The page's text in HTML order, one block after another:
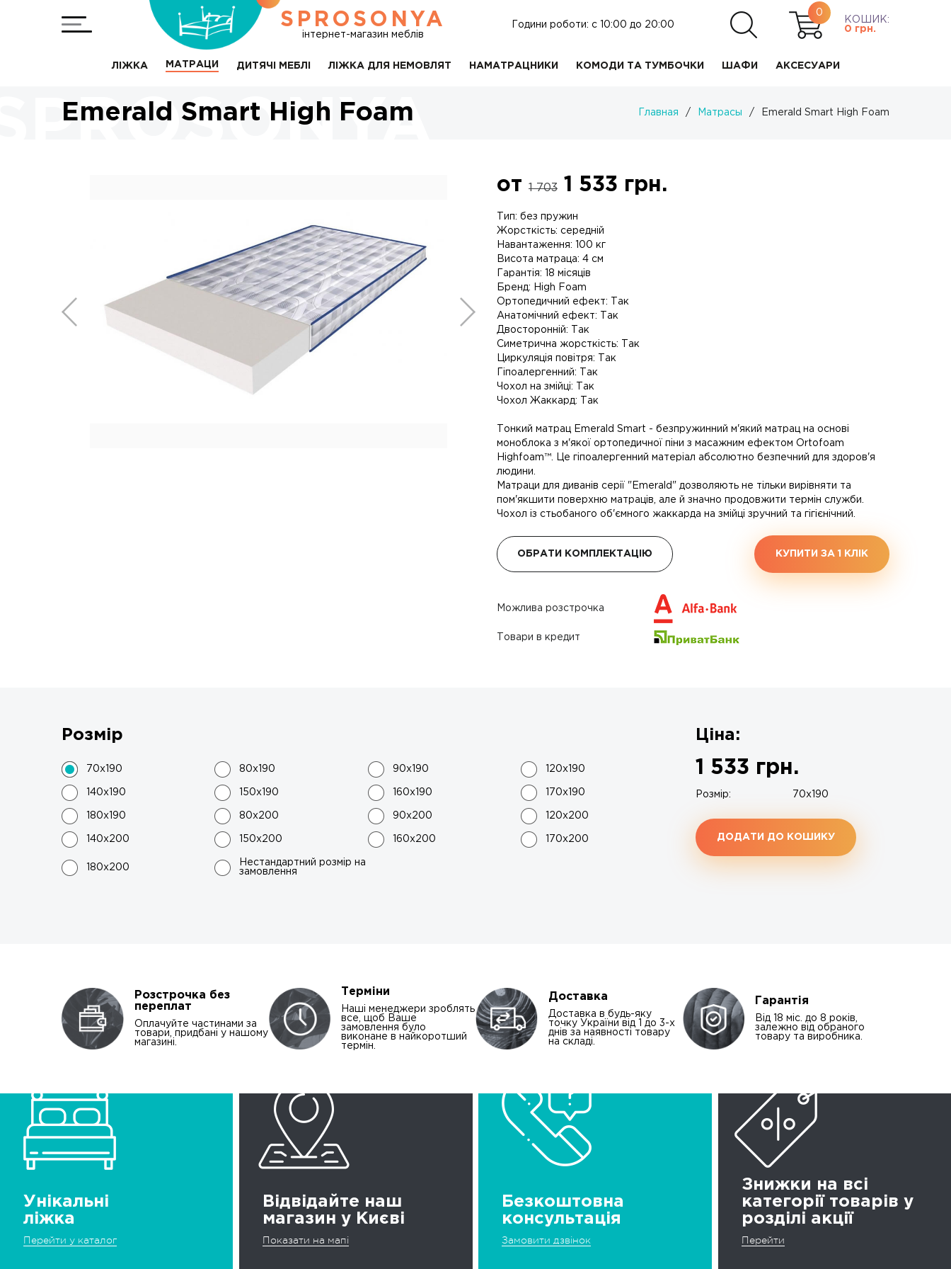
SPROSONYA
інтернет-магазин меблів
Години роботи: c 10:00 до 20:00
0
КОШИК:
0 грн.
ЛІЖКА МАТРАЦИ ДИТЯЧІ МЕБЛІ ЛІЖКА ДЛЯ НЕМОВЛЯТ НАМАТРАЦНИКИ КОМОДИ ТА ТУМБОЧКИ ШАФИ АКСЕСУАРИ
Emerald Smart High Foam Главная / Матрасы / Emerald Smart High Foam
от 1 703 1 533 грн.
Тип: без пружин
Жорсткість: середній
Навантаження: 100 кг
Висота матраца: 4 см
Гарантія: 18 місяців
Бренд: High Foam
Ортопедичний ефект: Так
Анатомічний ефект: Так
Двосторонній: Так
Симетрична жорсткість: Так
Циркуляція повітря: Так
Гіпоалергенний: Так
Чохол на змійці: Так
Чохол Жаккард: Так
Тонкий матрац Emerald Smart - безпружинний м'який матрац на основі
моноблока з м'якої ортопедичної піни з масажним ефектом Ortofoam
Highfoam™. Це гіпоалергенний матеріал абсолютно безпечний для здоров'я
людини.
Матраци для диванів серії "Emerald" дозволяють не тільки вирівняти та
пом'якшити поверхню матраців, але й значно продовжити термін служби.
Чохол із стьобаного об'ємного жаккарда на змійці зручний та гігієнічний.
ОБРАТИ КОМПЛЕКТАЦІЮ КУПИТИ ЗА 1 КЛIК
Можлива розстрочка
Товари в кредит
Розмір
70x190 80x190 90x190 120x190
140x190 150x190 160x190 170x190
180x190 80x200 90x200 120x200
140x200 150x200 160x200 170x200
180x200
Нестандартний розмір на
замовлення
Ціна:
1 533 грн.
Розмір: 70x190
ДОДАТИ ДО КОШИКУ
Розстрочка без
переплат
Оплачуйте частинами за
товари, придбані у нашому
магазині.
Терміни
Наші менеджери зроблять
все, щоб Ваше
замовлення було
виконане в найкоротший
термін.
Доставка
Доставка в будь-яку
точку України від 1 до 3-х
днів за наявності товару
на складі.
Гарантія
Від 18 міс. до 8 років,
залежно від обраного
товару та виробника.
Унікальні
ліжка
Перейти у каталог
Відвідайте наш
магазин у Києві
Показати на мапі
Безкоштовна
консультація
Замовити дзвінок
Знижки на всі
категорії товарів у
розділі акції
Перейти